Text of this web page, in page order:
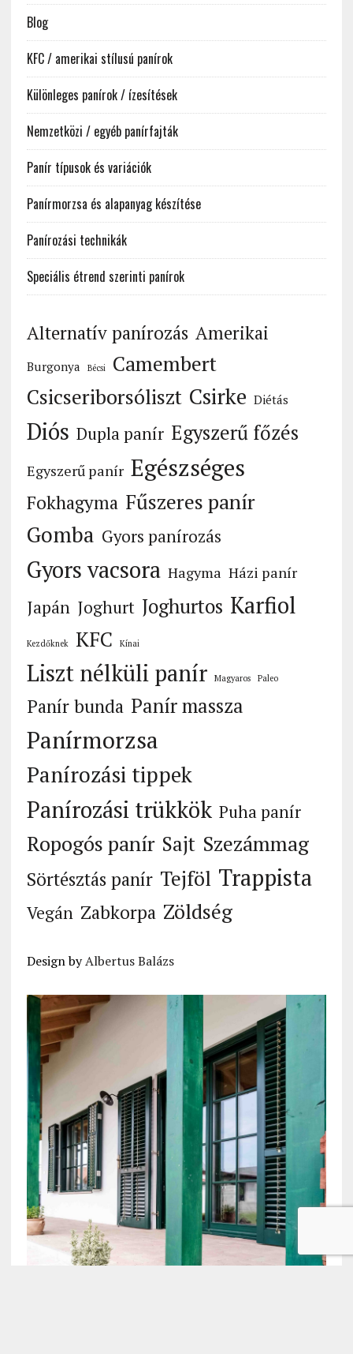
Blog
KFC / amerikai stílusú panírok
Különleges panírok / ízesítések
Nemzetközi / egyéb panírfajták
Panír típusok és variációk
Panírmorzsa és alapanyag készítése
Panírozási technikák
Speciális étrend szerinti panírok
Alternatív panírozás Amerikai
Burgonya Bécsi
Camembert
Csicseriborsóliszt Csirke Diétás
Diós Dupla panír Egyszerű főzés
Egyszerű panír Egészséges
Fokhagyma Fűszeres panír
Gomba Gyors panírozás
Gyors vacsora Hagyma Házi panír
Japán Joghurt Joghurtos Karfiol
Kezdőknek KFC Kínai
Liszt nélküli panír Magyaros Paleo
Panír bunda Panír massza
Panírmorzsa
Panírozási tippek
Panírozási trükkök Puha panír
Ropogós panír Sajt Szezámmag
Sörtésztás panír Tejföl Trappista
Vegán Zabkorpa Zöldség
Design byAlbertus Balázs